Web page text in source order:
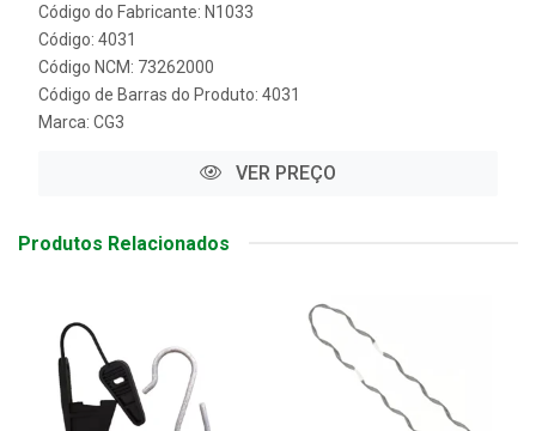
Código do Fabricante: N1033
Código: 4031
Código NCM: 73262000
Código de Barras do Produto: 4031
Marca: CG3
VER PREÇO
Produtos Relacionados